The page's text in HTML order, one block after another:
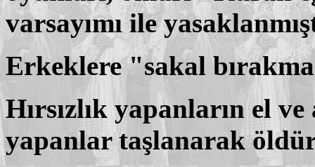
varsayımı ile
Erkeklere "sakal
Hırsızlık yapanların el
yapanlar taşlanarak